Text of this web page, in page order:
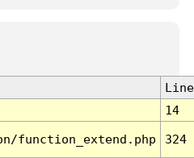
Line
14
function_extend.php 324